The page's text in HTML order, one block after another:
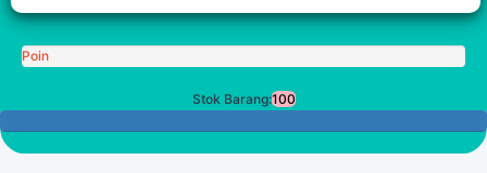
Poin
Stok Barang:100